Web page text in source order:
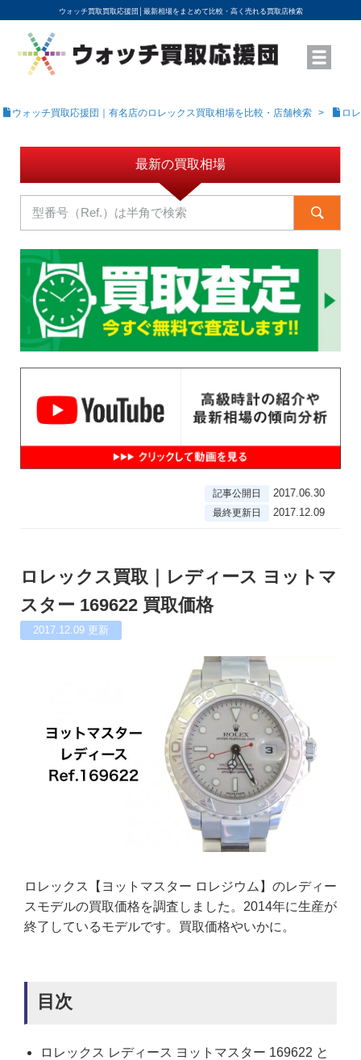
ウォッチ買取買取応援団│ 最新相場をまとめて比較・高く売れる買取店検索
YouTubeで動画を公開中
ROLEXモデル名から買取相場を調べる
高級時計ブランド名から買取相場を調べる
地域から買取店を探す
店舗名から買取店を探す
ブランド時計を高く売る方法
買取査定を依頼する
ウォッチ買取応援団｜有名店のロレックス買取相場を比較・店舗検索 ロ
最新の買取相場
記事公開日 2017.06.30
最終更新日 2017.12.09
ロレックス買取｜レディース ヨットマ
スター 169622 買取価格
2017.12.09 更新
ロレックス【ヨットマスター ロレジウム】のレディー
スモデルの買取価格を調査しました。2014年に生産が
終了しているモデルです。買取価格やいかに。
目次
ロレックス レディース ヨットマスター 169622 と